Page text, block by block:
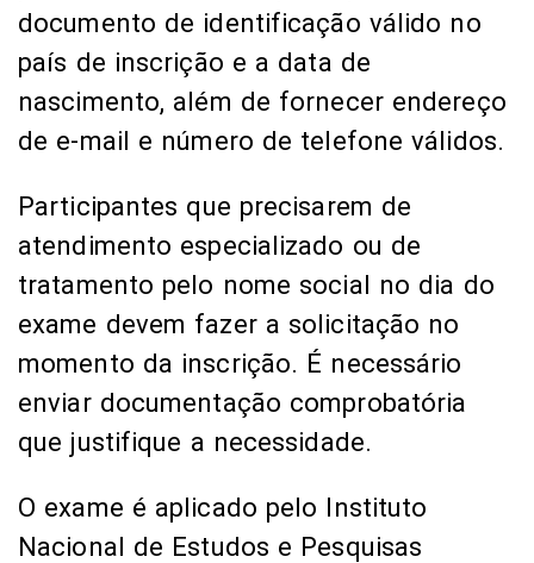
documento de identificação válido no
país de inscrição e a data de
nascimento, além de fornecer endereço
de e-mail e número de telefone válidos.
Participantes que precisarem de
atendimento especializado ou de
tratamento pelo nome social no dia do
exame devem fazer a solicitação no
momento da inscrição. É necessário
enviar documentação comprobatória
que justifique a necessidade.
O exame é aplicado pelo Instituto
Nacional de Estudos e Pesquisas